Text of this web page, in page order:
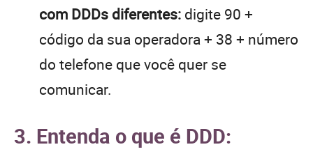
com DDDs diferentes: digite 90 +
código da sua operadora + 38 + número
do telefone que você quer se
comunicar.
3. Entenda o que é DDD: